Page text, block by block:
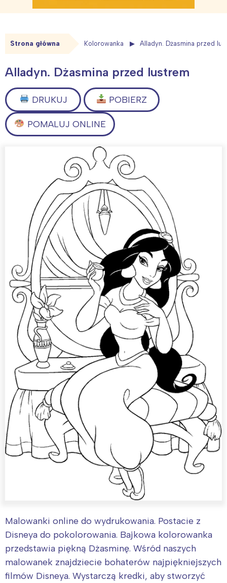
Strona główna Kolorowanka Alladyn. Dżasmina przed
Alladyn. Dżasmina przed lustrem
DRUKUJ POBIERZ
POMALUJ ONLINE
Malowanki online do wydrukowania. Postacie z
Disneya do pokolorowania. Bajkowa kolorowanka
przedstawia piękną Dżasminę. Wśród naszych
malowanek znajdziecie bohaterów najpiękniejszych
filmów Disneya. Wystarczą kredki, aby stworzyć